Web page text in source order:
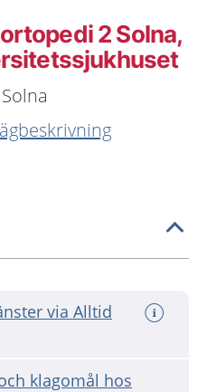
2 Solna,
via Alltid
klagomål hos